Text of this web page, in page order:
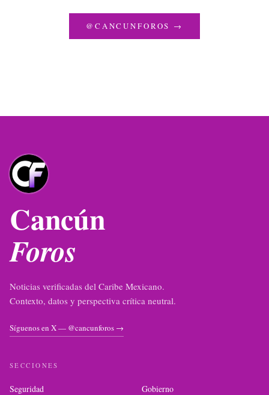
@CANCUNFOROS →
Cancún
Foros
Noticias verificadas del Caribe Mexicano.
Contexto, datos y perspectiva crítica neutral.
Síguenos en X — @cancunforos →
SECCIONES
Seguridad
Gobierno